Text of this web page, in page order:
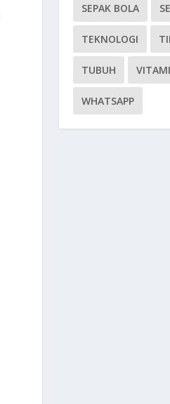
SEPAK BOLA
TEKNOLOGI
TUBUH
WHATSAPP